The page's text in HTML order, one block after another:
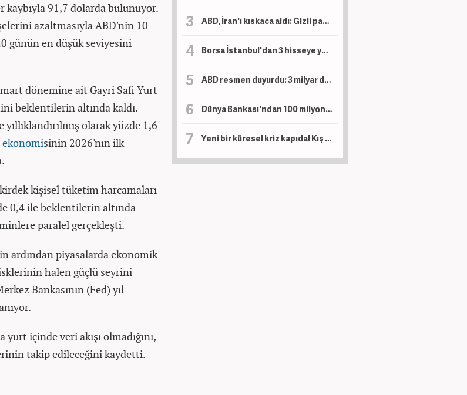
91,7 dolarda bulunuyor.
azaltmasıyla ABD'nin 10
günün en düşük seviyesini
mart dönemine ait Gayri Safi Yurt
beklentilerin altında kaldı.
olarak yüzde 1,6
ekonomisinin 2026'nın ilk
kişisel tüketim harcamaları
0,4 ile beklentilerin altında
paralel gerçekleşti.
ardından piyasalarda ekonomik
halen güçlü seyrini
Bankasının (Fed) yıl
içinde veri akışı olmadığını,
takip edileceğini kaydetti.
ABD, İran'ı kıskaca aldı: Gizli para ağı deşifre oldu!
Borsa İstanbul'dan 3 hisseye yeni tedbir kararı
ABD resmen duyurdu: 3 milyar dolar yatırım yapacaklar!
Dünya Bankası'ndan 100 milyon dolarlık hibe! Artık eskisi gibi olmayacak
Yeni bir küresel kriz kapıda! Kış sezonunda patlama yapabilir...